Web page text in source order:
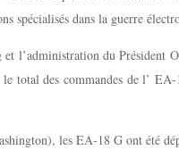
spécialisés dans la guerre
l’administration du Président
total des commandes de l’
les EA-18 G ont été